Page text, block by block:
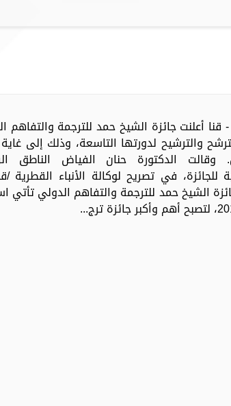
أعلنت جائزة الشيخ حمد للترجمة والتفاهم
والترشيح لدورتها التاسعة، وذلك إلى
وقالت الدكتورة حنان الفياض الناطق
للجائزة، في تصريح لوكالة الأنباء القطرية /
الشيخ حمد للترجمة والتفاهم الدولي تأتي